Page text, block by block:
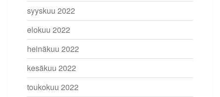
syyskuu 2022
elokuu 2022
heinäkuu 2022
kesäkuu 2022
toukokuu 2022